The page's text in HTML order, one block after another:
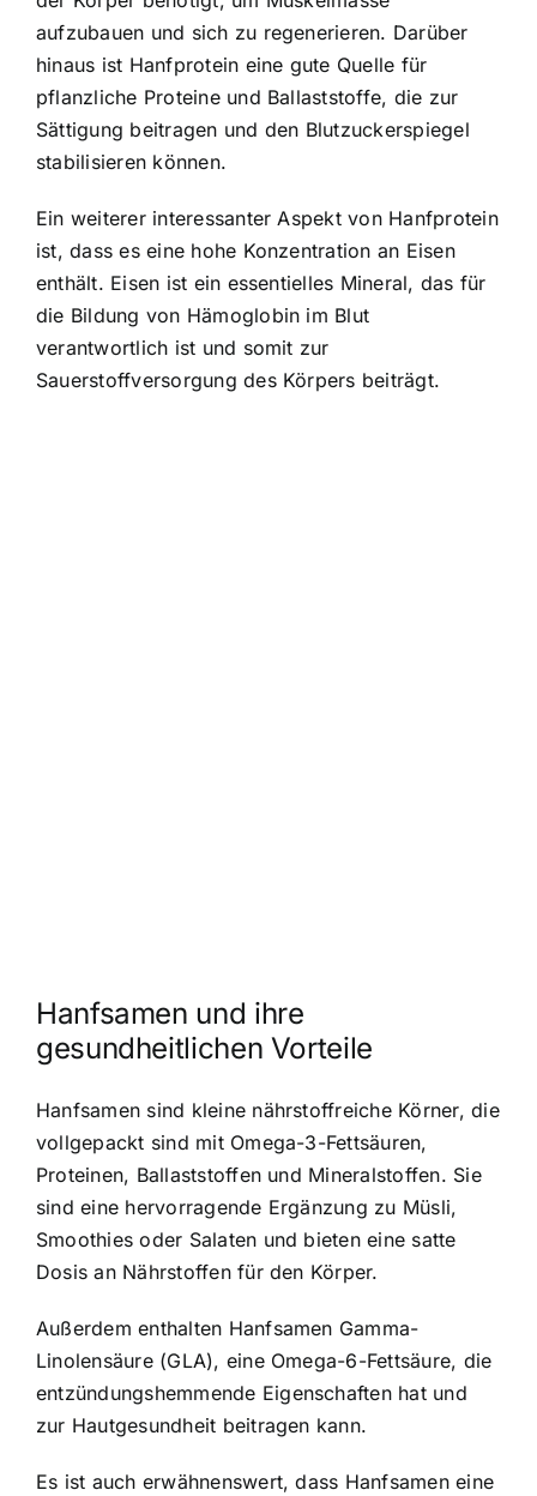
aufzubauen und sich zu regenerieren. Darüber
hinaus ist Hanfprotein eine gute Quelle für
pflanzliche Proteine und Ballaststoffe, die zur
Sättigung beitragen und den Blutzuckerspiegel
stabilisieren können.
Ein weiterer interessanter Aspekt von Hanfprotein
ist, dass es eine hohe Konzentration an Eisen
enthält. Eisen ist ein essentielles Mineral, das für
die Bildung von Hämoglobin im Blut
verantwortlich ist und somit zur
Sauerstoffversorgung des Körpers beiträgt.
Hanfsamen und ihre
gesundheitlichen Vorteile
Hanfsamen sind kleine nährstoffreiche Körner, die
vollgepackt sind mit Omega-3-Fettsäuren,
Proteinen, Ballaststoffen und Mineralstoffen. Sie
sind eine hervorragende Ergänzung zu Müsli,
Smoothies oder Salaten und bieten eine satte
Dosis an Nährstoffen für den Körper.
Außerdem enthalten Hanfsamen Gamma-
Linolensäure (GLA), eine Omega-6-Fettsäure, die
entzündungshemmende Eigenschaften hat und
zur Hautgesundheit beitragen kann.
Es ist auch erwähnenswert, dass Hanfsamen eine